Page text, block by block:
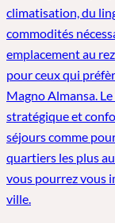
climatisation, du
commodités
emplacement au
pour ceux qui
Magno Almansa.
stratégique et
séjours comme
quartiers les plus
vous pourrez vous
ville.